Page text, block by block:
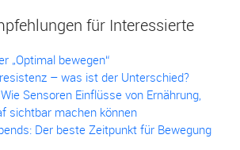
für Interessierte
„Optimal bewegen“
– was ist der Unterschied?
Sensoren Einflüsse von Ernährung,
sichtbar machen können
Der beste Zeitpunkt für Bewegung